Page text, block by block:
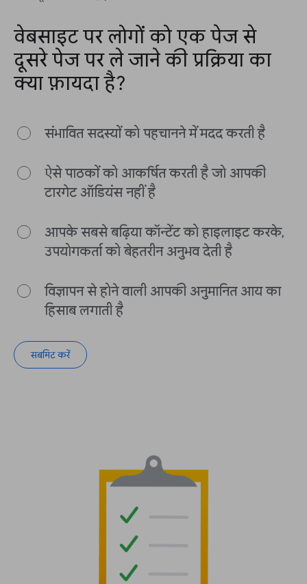
वेबसाइट पर लोगों को एक पेज से
दूसरे पेज पर ले जाने की प्रक्रिया का
क्या फ़ायदा है?
संभावित सदस्यों को पहचानने में मदद करती है
ऐसे पाठकों को आकर्षित करती है जो आपकी
टारगेट ऑडियंस नहीं है
आपके सबसे बढ़िया कॉन्टेंट को हाइलाइट करके,
उपयोगकर्ता को बेहतरीन अनुभव देती है
विज्ञापन से होने वाली आपकी अनुमानित आय का
हिसाब लगाती है
सबमिट करें